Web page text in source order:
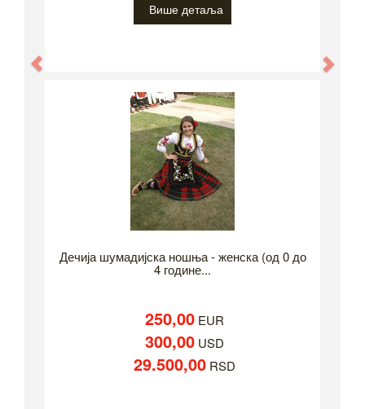
Више детаља
Дечија шумадијска ношња - женска (од 0 до
4 године...
250,00 EUR
300,00 USD
29.500,00 RSD